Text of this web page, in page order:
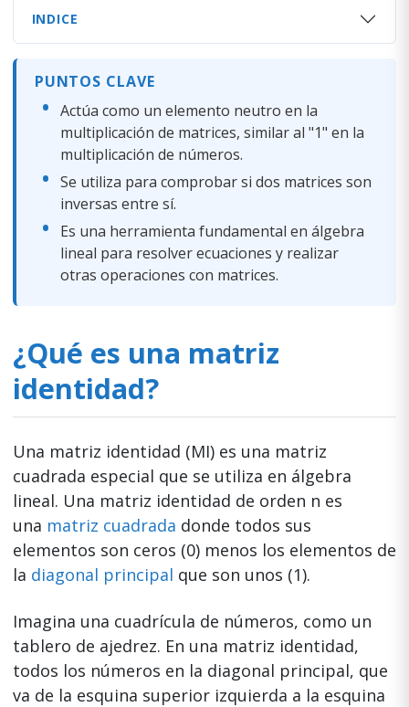
INDICE
PUNTOS CLAVE
Actúa como un elemento neutro en la
multiplicación de matrices, similar al "1" en la
multiplicación de números.
Se utiliza para comprobar si dos matrices son
inversas entre sí.
Es una herramienta fundamental en álgebra
lineal para resolver ecuaciones y realizar
otras operaciones con matrices.
¿Qué es una matriz
identidad?
Una matriz identidad (MI) es una matriz
cuadrada especial que se utiliza en álgebra
lineal. Una matriz identidad de orden n es
una matriz cuadrada donde todos sus
elementos son ceros (0) menos los elementos de
la diagonal principal que son unos (1).
Imagina una cuadrícula de números, como un
tablero de ajedrez. En una matriz identidad,
todos los números en la diagonal principal, que
va de la esquina superior izquierda a la esquina